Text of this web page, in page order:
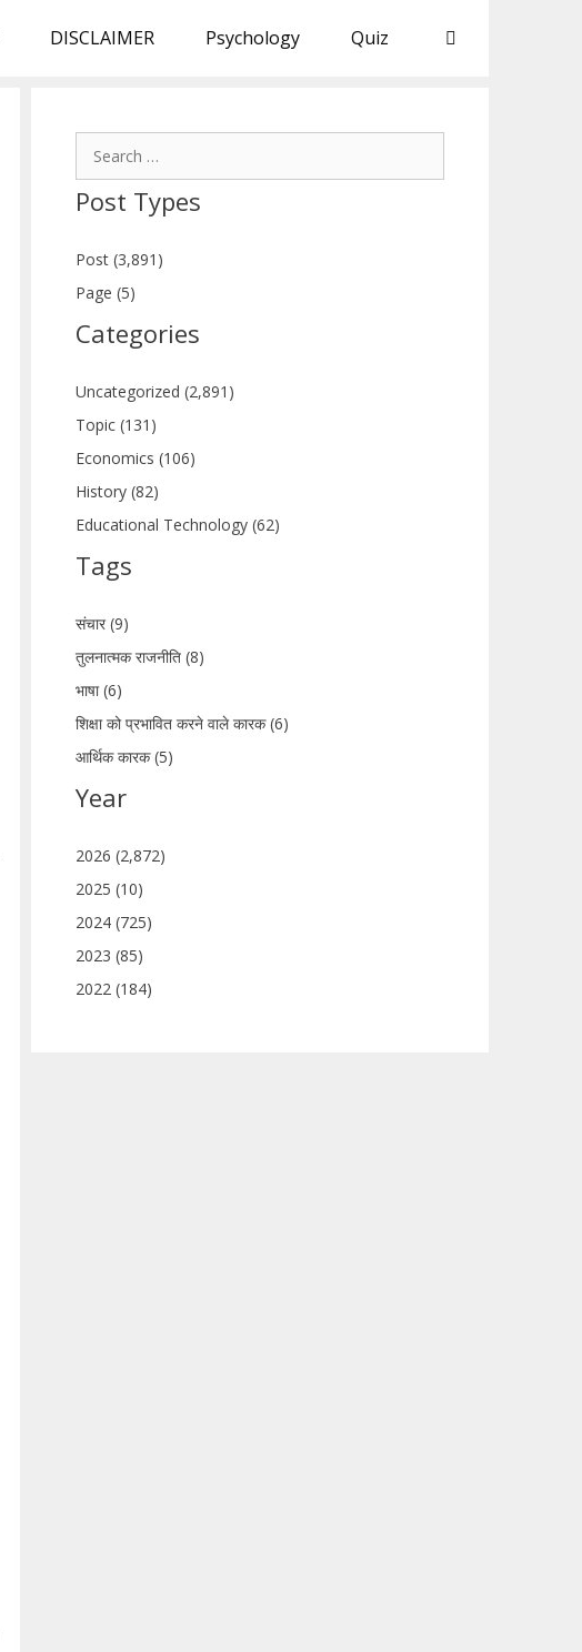
DISCLAIMER Psychology Quiz
Post Types
Post (3,891)
Page (5)
Categories
Uncategorized (2,891)
Topic (131)
Economics (106)
History (82)
Educational Technology (62)
Tags
संचार (9)
तुलनात्मक राजनीति (8)
भाषा (6)
शिक्षा को प्रभावित करने वाले कारक (6)
आर्थिक कारक (5)
Year
2026 (2,872)
2025 (10)
2024 (725)
2023 (85)
2022 (184)